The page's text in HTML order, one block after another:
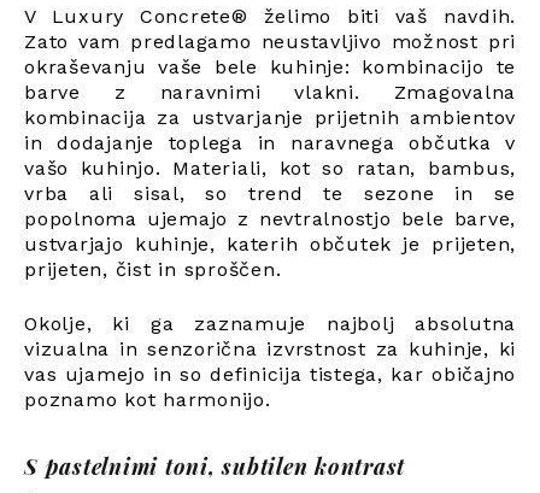
V Luxury Concrete® želimo biti vaš navdih.
Zato vam predlagamo neustavljivo možnost pri
okraševanju vaše bele kuhinje: kombinacijo te
barve z naravnimi vlakni. Zmagovalna
kombinacija za ustvarjanje prijetnih ambientov
in dodajanje toplega in naravnega občutka v
vašo kuhinjo. Materiali, kot so ratan, bambus,
vrba ali sisal, so trend te sezone in se
popolnoma ujemajo z nevtralnostjo bele barve,
ustvarjajo kuhinje, katerih občutek je prijeten,
prijeten, čist in sproščen.
Okolje, ki ga zaznamuje najbolj absolutna
vizualna in senzorična izvrstnost za kuhinje, ki
vas ujamejo in so definicija tistega, kar običajno
poznamo kot harmonijo.
S pastelnimi toni, subtilen kontrast